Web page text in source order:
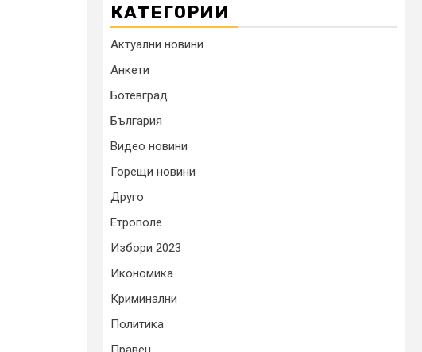
КАТЕГОРИИ
Актуални новини
Анкети
Ботевград
България
Видео новини
Горещи новини
Друго
Етрополе
Избори 2023
Икономика
Криминални
Политика